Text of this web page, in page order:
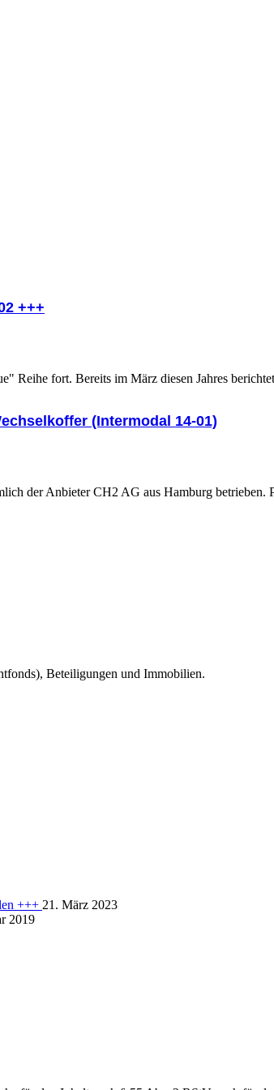
+++
Reihe fort. Bereits im März diesen Jahres
(Intermodal 14-01)
der Anbieter CH2 AG aus Hamburg betrieben.
Beteiligungen und Immobilien.
+++ 21. März 2023
2019